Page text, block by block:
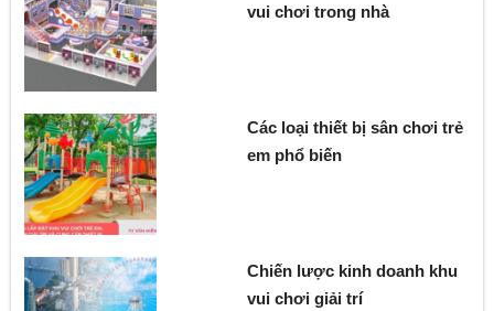
vui chơi trong nhà
Các loại thiết bị sân chơi trẻ
em phổ biến
Chiến lược kinh doanh khu
vui chơi giải trí